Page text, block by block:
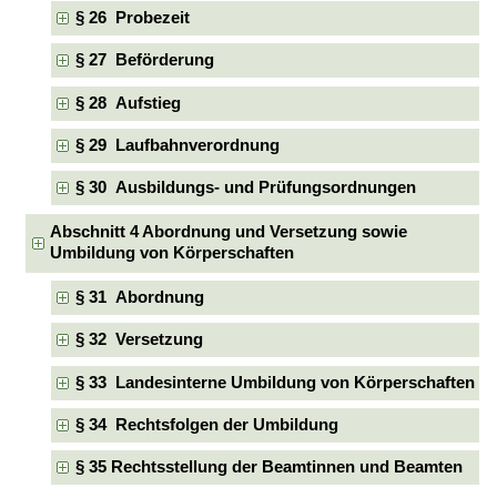
§ 26 Probezeit
§ 27 Beförderung
§ 28 Aufstieg
§ 29 Laufbahnverordnung
§ 30 Ausbildungs- und Prüfungsordnungen
Abschnitt 4 Abordnung und Versetzung sowie
Umbildung von Körperschaften
§ 31 Abordnung
§ 32 Versetzung
§ 33 Landesinterne Umbildung von Körperschaften
§ 34 Rechtsfolgen der Umbildung
§ 35 Rechtsstellung der Beamtinnen und Beamten